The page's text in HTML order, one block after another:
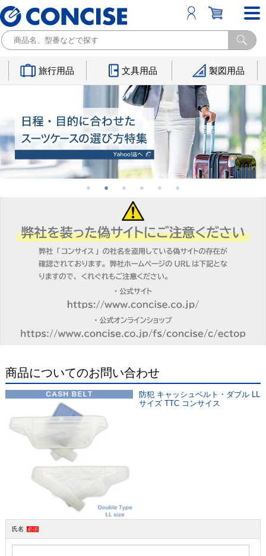
旅行用品 文具用品 製図用品
商品についてのお問い合わせ
防犯 キャッシュベルト・ダブル LL
サイズ TTC コンサイス
氏名 必須